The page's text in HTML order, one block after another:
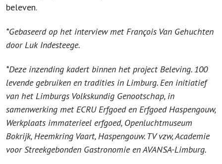
beleven.
*Gebaseerd op het interview met François Van Gehuchten
door Luk Indesteege.
*Deze inzending kadert binnen het project Beleving. 100
levende gebruiken en tradities in Limburg. Een initiatief
van het Limburgs Volkskundig Genootschap, in
samenwerking met ECRU Erfgoed en Erfgoed Haspengouw,
Werkplaats immaterieel erfgoed, Openluchtmuseum
Bokrijk, Heemkring Vaart, Haspengouw. TV vzw, Academie
voor Streekgebonden Gastronomie en AVANSA-Limburg.